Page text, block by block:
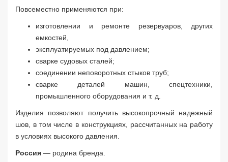
Повсеместно применяются при:
изготовлении и ремонте резервуаров, других
емкостей,
эксплуатируемых под давлением;
сварке судовых сталей;
соединении неповоротных стыков труб;
сварке деталей машин, спецтехники,
промышленного оборудования и т. д.
Изделия позволяют получить высокопрочный надежный
шов, в том числе в конструкциях, рассчитанных на работу
в условиях высокого давления.
Россия — родина бренда.